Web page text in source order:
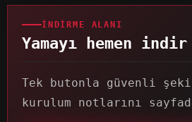
İNDIRME ALANI
Yamayı hemen indir
Tek butonla güvenli
kurulum notlarını